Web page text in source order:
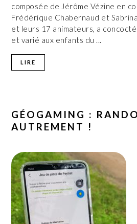
composée de Jérôme Vézine en
Frédérique Chabernaud et
et leurs 17 animateurs, a
et varié aux enfants du ...
LIRE
GÉOGAMING :
AUTREMENT !